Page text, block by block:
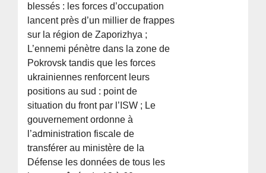
blessés : les forces d’occupation
lancent près d’un millier de frappes
sur la région de Zaporizhya ;
L’ennemi pénètre dans la zone de
Pokrovsk tandis que les forces
ukrainiennes renforcent leurs
positions au sud : point de
situation du front par l’ISW ; Le
gouvernement ordonne à
l’administration fiscale de
transférer au ministère de la
Défense les données de tous les